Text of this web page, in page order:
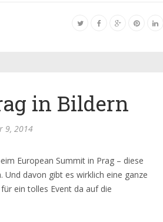
in Bildern
9, 2014
European Summit in Prag – diese
davon gibt es wirklich eine ganze
ein tolles Event da auf die